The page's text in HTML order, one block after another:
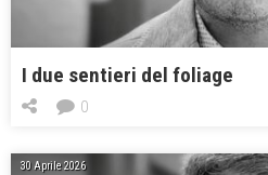
I due sentieri del foliage
0
30 Aprile 2026